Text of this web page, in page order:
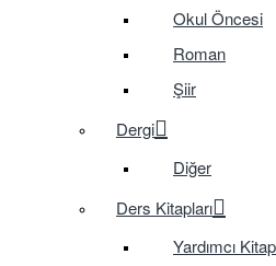
Okul Öncesi
Roman
Şiir
Dergi
Diğer
Ders Kitapları
Yardımcı